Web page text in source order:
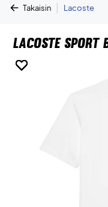
Takaisin | Lacoste
Lacoste Sport